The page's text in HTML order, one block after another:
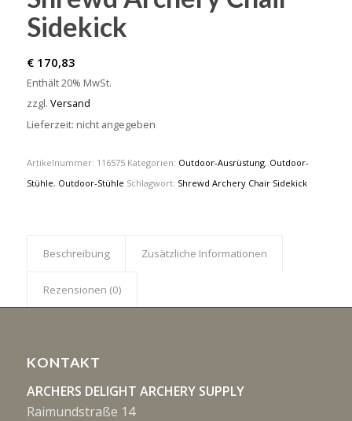
Sidekick
€170,83
Enthält 20% MwSt.
zzgl. Versand
Lieferzeit: nicht angegeben
Artikelnummer: 116575 Kategorien: Outdoor-Ausrüstung, Outdoor-
Stühle, Outdoor-Stühle Schlagwort: Shrewd Archery Chair Sidekick
Beschreibung Zusätzliche Informationen
Rezensionen (0)
KONTAKT
ARCHERS DELIGHT ARCHERY SUPPLY
Raimundstraße 14